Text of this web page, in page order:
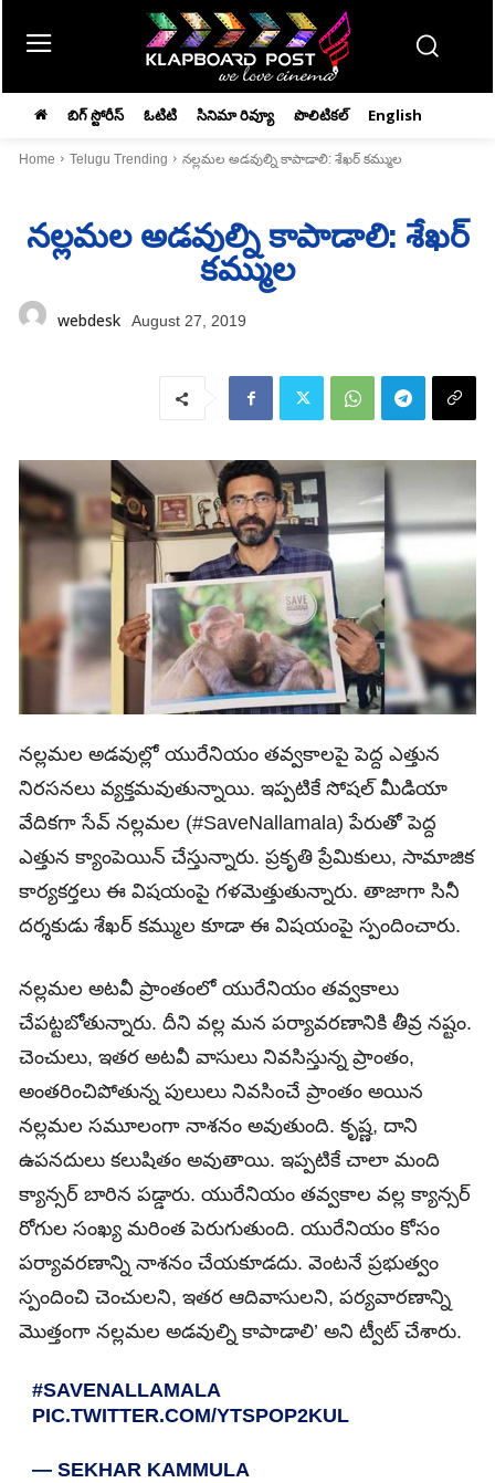
బిగ్ స్టోరీస్ ఓటిటి సినిమా రివ్యూ పొలిటికల్ English
Home Telugu Trending నల్లమల అడవుల్ని కాపాడాలి: శేఖర్‌ కమ్ముల
నల్లమల అడవుల్ని కాపాడాలి: శేఖర్‌
కమ్ముల
webdesk August 27, 2019
నల్లమల అడవుల్లో యురేనియం తవ్వకాలపై పెద్ద ఎత్తున
నిరసనలు వ్యక్తమవుతున్నాయి. ఇప్పటికే సోషల్ మీడియా
వేదికగా సేవ్ నల్లమల (#SaveNallamala) పేరుతో పెద్ద
ఎత్తున క్యాంపెయిన్‌ చేస్తున్నారు. ప్రకృతి ప్రేమికులు, సామాజిక
కార్యకర్తలు ఈ విషయంపై గళమెత్తుతున్నారు. తాజాగా సినీ
దర్శకుడు శేఖర్‌ కమ్ముల కూడా ఈ విషయంపై స్పందించారు.
నల్లమల అటవీ ప్రాంతంలో యురేనియం తవ్వకాలు
చేపట్టబోతున్నారు. దీని వల్ల మన పర్యావరణానికి తీవ్ర నష్టం.
చెంచులు, ఇతర అటవీ వాసులు నివసిస్తున్న ప్రాంతం,
అంతరించిపోతున్న పులులు నివసించే ప్రాంతం అయిన
నల్లమల సమూలంగా నాశనం అవుతుంది. కృష్ణ, దాని
ఉపనదులు కలుషితం అవుతాయి. ఇప్పటికే చాలా మంది
క్యాన్సర్‌ బారిన పడ్డారు. యురేనియం తవ్వకాల వల్ల క్యాన్సర్‌
రోగుల సంఖ్య మరింత పెరుగుతుంది. యురేనియం కోసం
పర్యావరణాన్ని నాశనం చేయకూడదు. వెంటనే ప్రభుత్వం
స్పందించి చెంచులని, ఇతర ఆదివాసులని, పర్యవారణాన్ని
మొత్తంగా నల్లమల అడవుల్ని కాపాడాలి’ అని ట్వీట్ చేశారు.
#SAVENALLAMALA
PIC.TWITTER.COM/YTSPOP2KUL
— SEKHAR KAMMULA